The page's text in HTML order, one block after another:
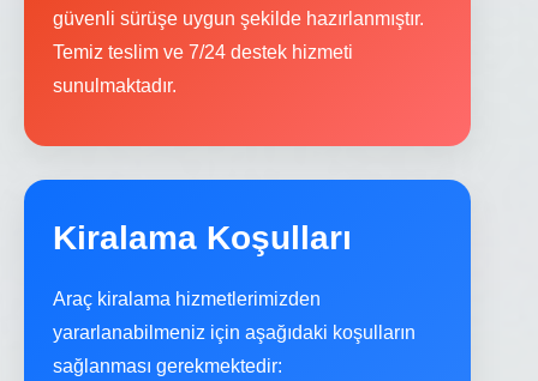
güvenli sürüşe uygun şekilde hazırlanmıştır.
Temiz teslim ve 7/24 destek hizmeti
sunulmaktadır.
Kiralama Koşulları
Araç kiralama hizmetlerimizden
yararlanabilmeniz için aşağıdaki koşulların
sağlanması gerekmektedir: